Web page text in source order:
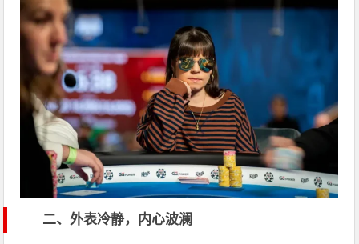
二、外表冷静，内心波澜